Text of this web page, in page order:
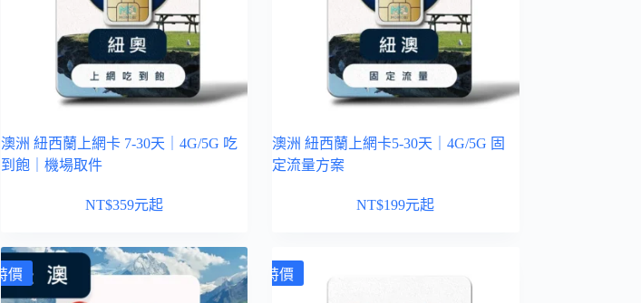
澳洲 紐西蘭上網卡 7-30天｜4G/5G 吃
到飽｜機場取件
NT$359元起
澳洲 紐西蘭上網卡5-30天｜4G/5G 固
定流量方案
NT$199元起
特價 特價